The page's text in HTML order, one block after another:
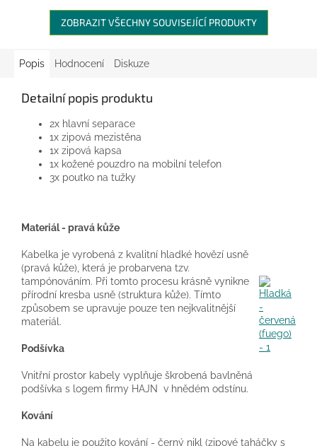
ZOBRAZIT VŠECHNY SOUVISEJÍCÍ PRODUKTY
Popis Hodnocení Diskuze
Detailní popis produktu
2x hlavní separace
1x zipová mezistěna
1x zipová kapsa
1x kožené pouzdro na mobilní telefon
3x poutko na tužky
Materiál - pravá kůže
Kabelka je vyrobená z kvalitní hladké hovězí usně
(pravá kůže), která je probarvena tzv.
tampónováním. Při tomto procesu krásně vynikne
přírodní kresba usně (struktura kůže). Tímto
způsobem se upravuje pouze ten nejkvalitnější
materiál.
Podšívka
Vnitřní prostor kabely vyplňuje škrobená bavlněná
podšívka s logem firmy HAJN v hnědém odstínu.
Kování
Na kabelu je použito kování - černý nikl (zipové taháčky s